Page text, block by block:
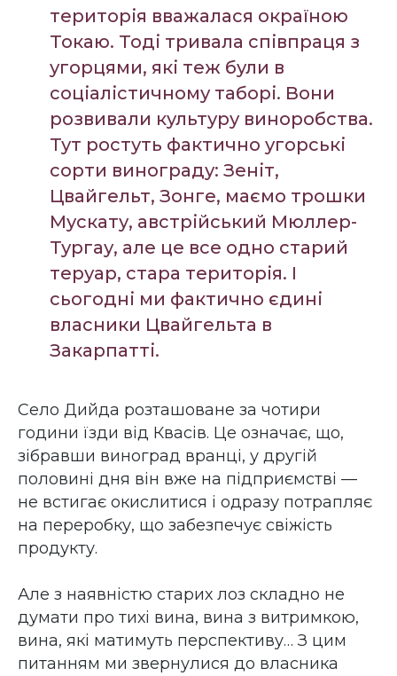
територія вважалася окраїною
Токаю. Тоді тривала співпраця з
угорцями, які теж були в
соціалістичному таборі. Вони
розвивали культуру виноробства.
Тут ростуть фактично угорські
сорти винограду: Зеніт,
Цвайгельт, Зонге, маємо трошки
Мускату, австрійський Мюллер-
Тургау, але це все одно старий
теруар, стара територія. І
сьогодні ми фактично єдині
власники Цвайгельта в
Закарпатті.
Село Дийда розташоване за чотири
години їзди від Квасів. Це означає, що,
зібравши виноград вранці, у другій
половині дня він вже на підприємстві —
не встигає окислитися і одразу потрапляє
на переробку, що забезпечує свіжість
продукту.
Але з наявністю старих лоз складно не
думати про тихі вина, вина з витримкою,
вина, які матимуть перспективу… З цим
питанням ми звернулися до власника